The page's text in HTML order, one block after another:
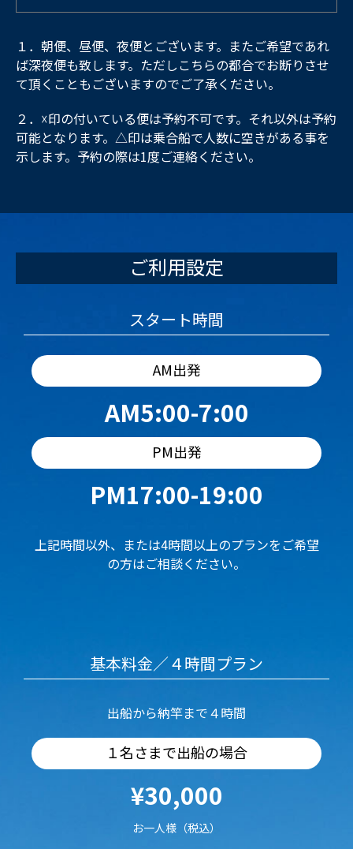
１．朝便、昼便、夜便とございます。またご希望であれ
ば深夜便も致します。ただしこちらの都合でお断りさせ
て頂くこともございますのでご了承ください。
２．☓印の付いている便は予約不可です。それ以外は予約
可能となります。△印は乗合船で人数に空きがある事を
示します。予約の際は1度ご連絡ください。
ご利用設定
スタート時間
AM出発
AM5:00-7:00
PM出発
PM17:00-19:00
上記時間以外、または4時間以上のプランをご希望
の方はご相談ください。
基本料金／４時間プラン
出船から納竿まで４時間
１名さまで出船の場合
¥30,000
お一人様（税込）